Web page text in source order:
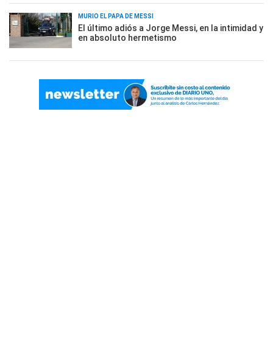
MURIÓ EL PAPÁ DE MESSI
El último adiós a Jorge Messi, en la intimidad y
en absoluto hermetismo